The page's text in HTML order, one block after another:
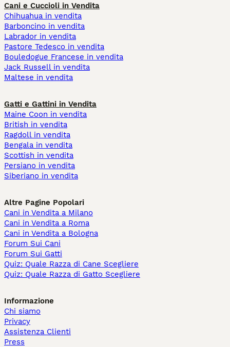
Cani e Cuccioli in Vendita
Chihuahua in vendita
Barboncino in vendita
Labrador in vendita
Pastore Tedesco in vendita
Bouledogue Francese in vendita
Jack Russell in vendita
Maltese in vendita
Gatti e Gattini in Vendita
Maine Coon in vendita
British in vendita
Ragdoll in vendita
Bengala in vendita
Scottish in vendita
Persiano in vendita
Siberiano in vendita
Altre Pagine Popolari
Cani in Vendita a Milano
Cani in Vendita a Roma
Cani in Vendita a Bologna
Forum Sui Cani
Forum Sui Gatti
Quiz: Quale Razza di Cane Scegliere
Quiz: Quale Razza di Gatto Scegliere
Informazione
Chi siamo
Privacy
Assistenza Clienti
Press